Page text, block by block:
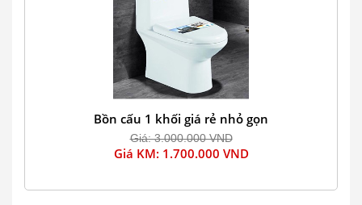
Bồn cấu 1 khối giá rẻ nhỏ gọn
Giá: 3.000.000 VND
Giá KM: 1.700.000 VND